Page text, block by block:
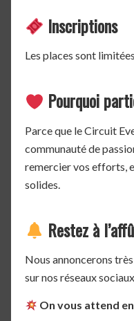
Inscriptions
Les places sont
Pourquoi
Parce que le Circuit
communauté de
remercier vos efforts,
solides.
Restez à
Nous annoncerons
sur nos réseaux
On vous attend